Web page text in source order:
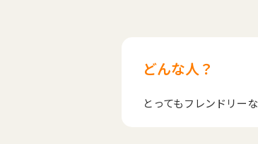
どんな人？
とってもフレンドリー